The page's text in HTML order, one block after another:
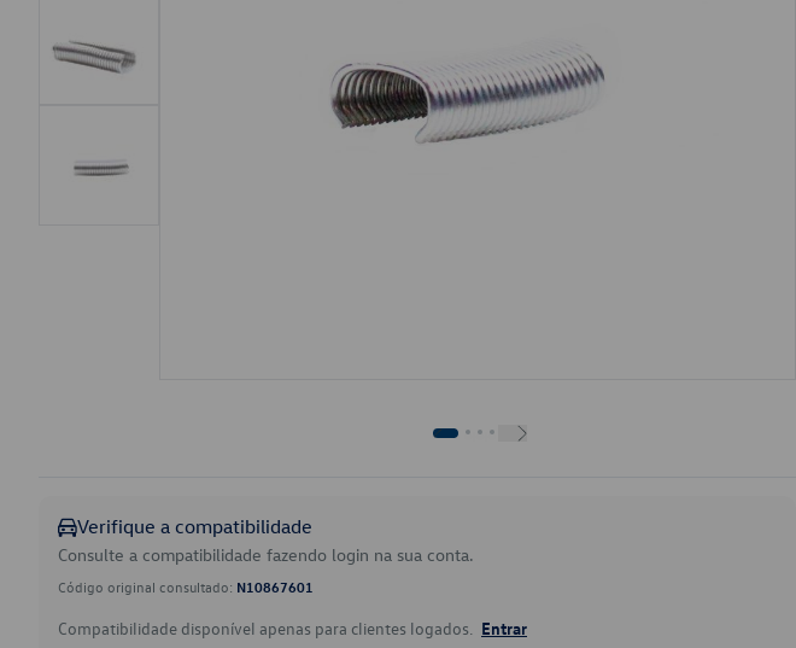
Verifique a compatibilidade
Consulte a compatibilidade fazendo login na sua conta.
Código original consultado: N10867601
Compatibilidade disponível apenas para clientes logados. Entrar